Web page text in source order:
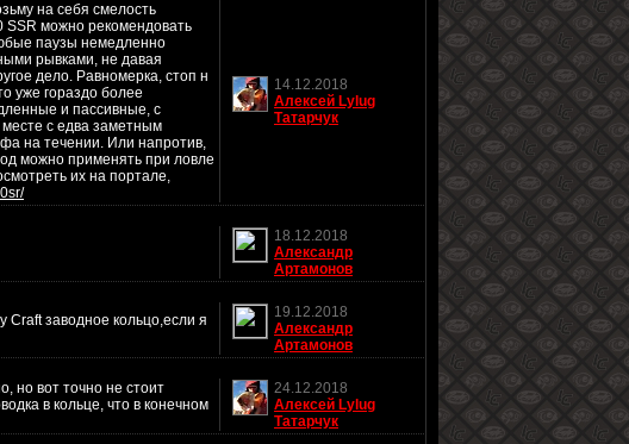
на себя смелость
SSR можно рекомендовать
паузы немедленно
рывками, не давая
дело. Равномерка, стоп н
уже гораздо более
и пассивные, с
с едва заметным
на течении. Или напротив,
можно применять при ловле
их на портале,
14.12.2018
Алексей Lylug
Татарчук
18.12.2018
Александр
Артамонов
Сraft заводное кольцо,если я
19.12.2018
Александр
Артамонов
но вот точно не стоит
в кольце, что в конечном
24.12.2018
Алексей Lylug
Татарчук